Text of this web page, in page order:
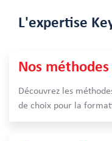
L'expertise
Nos
Découvrez les
de choix pour la